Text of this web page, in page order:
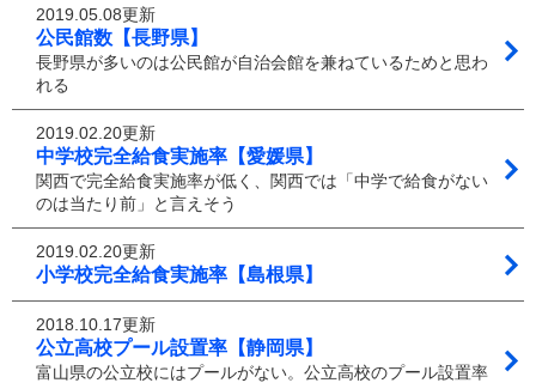
2019.05.08更新
公民館数【長野県】
長野県が多いのは公民館が自治会館を兼ねているためと思わ
れる
2019.02.20更新
中学校完全給食実施率【愛媛県】
関西で完全給食実施率が低く、関西では「中学で給食がない
のは当たり前」と言えそう
2019.02.20更新
小学校完全給食実施率【島根県】
2018.10.17更新
公立高校プール設置率【静岡県】
富山県の公立校にはプールがない。公立高校のプール設置率